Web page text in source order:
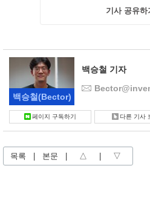
기사 공유하
백승철(Bector)
백승철 기자
페이지 구독하기 다른 기사
목록 본문 △ ▽